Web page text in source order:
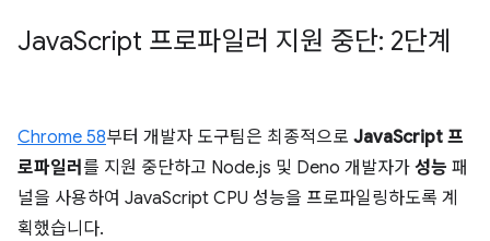
JavaScript 프로파일러 지원 중단: 2단계
Chrome 58부터 개발자 도구팀은 최종적으로 JavaScript 프
로파일러 를 지원 중단하고 Node.js 및 Deno 개발자가 성능 패
널을 사용하여 JavaScript CPU 성능을 프로파일링하도록 계
획했습니다.